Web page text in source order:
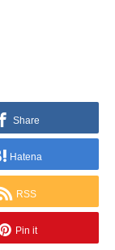
Share
Hatena
RSS
Pin it